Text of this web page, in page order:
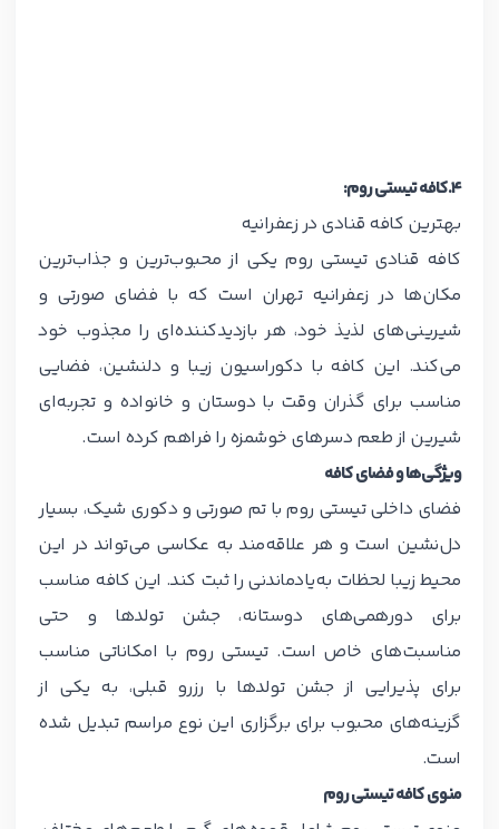
۴.کافه تیستی روم:
بهترین کافه قنادی در زعفرانیه
کافه قنادی تیستی روم یکی از محبوب‌ترین و جذاب‌ترین
مکان‌ها در زعفرانیه تهران است که با فضای صورتی و
شیرینی‌های لذیذ خود، هر بازدیدکننده‌ای را مجذوب خود
می‌کند. این کافه با دکوراسیون زیبا و دلنشین، فضایی
مناسب برای گذران وقت با دوستان و خانواده و تجربه‌ای
شیرین از طعم دسرهای خوشمزه را فراهم کرده است.
ویژگی‌ها و فضای کافه
فضای داخلی تیستی روم با تم صورتی و دکوری شیک، بسیار
دل‌نشین است و هر علاقه‌مند به عکاسی می‌تواند در این
محیط زیبا لحظات به‌یادماندنی را ثبت کند. این کافه مناسب
برای دورهمی‌های دوستانه، جشن تولدها و حتی
مناسبت‌های خاص است. تیستی روم با امکاناتی مناسب
برای پذیرایی از جشن تولدها با رزرو قبلی، به یکی از
گزینه‌های محبوب برای برگزاری این نوع مراسم تبدیل شده
است.
منوی کافه تیستی روم